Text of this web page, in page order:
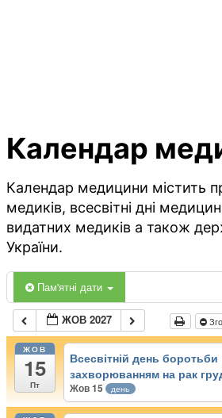
Календар
Календар медицини містить
медиків, всесвітні дні
видатних медиків а також
України.
Пам'ятні дати
ЖОВ 2027
ЖОВ
15
Пт
Всесвітній день боротьби
захворюванням на рак
Жов 15 день